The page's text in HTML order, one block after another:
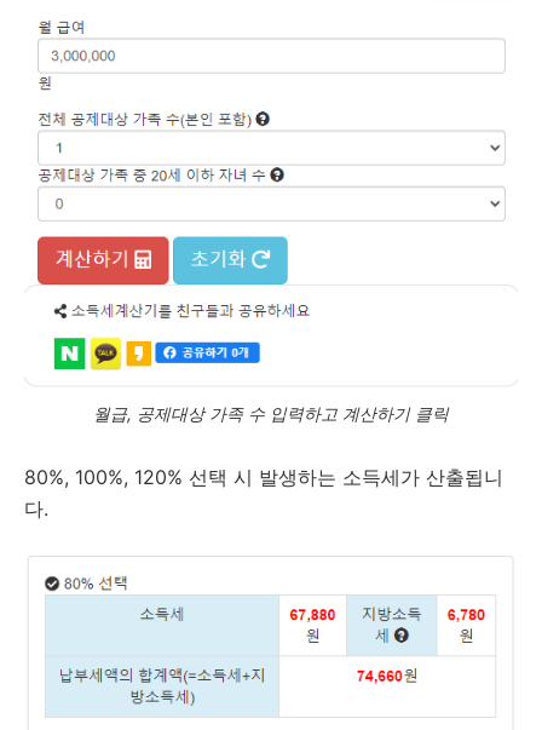
월급, 공제대상 가족 수 입력하고 계산하기 클릭
80%, 100%, 120% 선택 시 발생하는 소득세가 산출됩니
다.